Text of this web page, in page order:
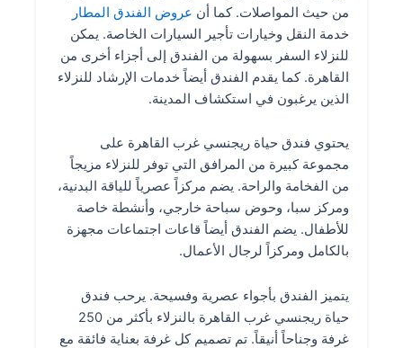
من حيث المواصلات. كما أن عروض الفندق المطار
خدمة النقل وخيارات تأجير السيارات الخاصة. يمكن
للنزلاء السفر بسهولة من الفندق إلى أجزاء أخرى من
القاهرة. كما يقدم الفندق أيضاً خدمات الإرشاد للنزلاء
الذين يرغبون في استكشاف المدينة.
يحتوي فندق حياة ريجنسي غرب القاهرة على
مجموعة كبيرة من المرافق التي توفر للنزلاء مزيجاً
من الفخامة والراحة. يضم مركزاً عصرياً للياقة البدنية،
ومركز سبا، وحوض سباحة خارجي، وأنشطة خاصة
للأطفال. يضم الفندق أيضاً قاعات اجتماعات مجهزة
بالكامل ومركزاً لرجال الأعمال.
يتميز الفندق بأجواء عصرية وفسيحة. يرحب فندق
حياة ريجنسي غرب القاهرة بالنزلاء بأكثر من 250
غرفة وجناحاً أنيقاً. تم تصميم كل غرفة بعناية فائقة مع